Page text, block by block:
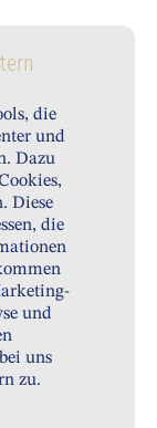
die
und
Dazu
Diese
die
und
uns
zu.